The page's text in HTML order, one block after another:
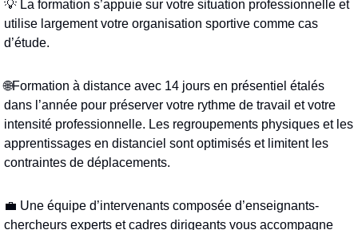
💡 La formation s’appuie sur votre situation professionnelle et
utilise largement votre organisation sportive comme cas
d’étude.
🌐Formation à distance avec 14 jours en présentiel étalés
dans l’année pour préserver votre rythme de travail et votre
intensité professionnelle. Les regroupements physiques et les
apprentissages en distanciel sont optimisés et limitent les
contraintes de déplacements.
💼 Une équipe d’intervenants composée d’enseignants-
chercheurs experts et cadres dirigeants vous accompagne